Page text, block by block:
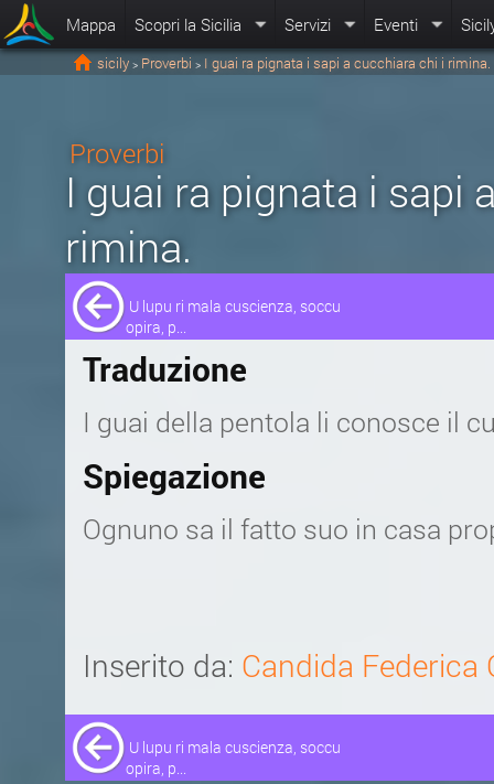
Mappa Scopri la Sicilia Servizi Eventi
sicily > Proverbi > I guai ra pignata i sapi a cucchiara chi i rimina.
Proverbi
I guai ra pignata i sapi
rimina.
U lupu ri mala cuscienza, soccu
opira, p...
Traduzione
I guai della pentola li conosce il
Spiegazione
Ognuno sa il fatto suo in casa
Inserito da: Candida Federica
U lupu ri mala cuscienza, soccu
opira, p...